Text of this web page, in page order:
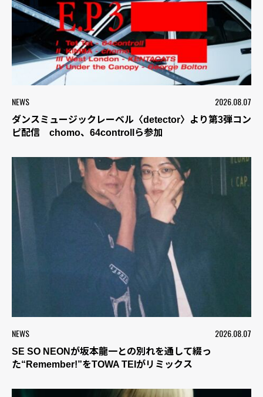
NEWS 2026.08.07
ダンスミュージックレーベル〈detector〉より第3弾コン
ピ配信 chomo、64controllら参加
NEWS 2026.08.07
SE SO NEONが坂本龍一との別れを通して綴っ
た“Remember!”をTOWA TEIがリミックス